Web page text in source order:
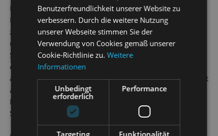
Nachkriegsdeutschland lässt er in einer Megashow auf der
Bühne Autos verschwinden, seine Partnerin Gloria
zersägen und in der „Wunder-Bar“ – Simsalabim! – Milch
und Honig fließen. Aber hinter dem Vorhang lauern die
Schatten einer dunklen Vergangenheit. Erinnerungen an
einen verratenen jüdischen Freund im Filmbusiness blitzen
auf, die politisch gesäuberte Magiervereinigung, ein Auftritt
auf dem Obersalzberg. Kann ihm, dem Meister der
Inszenierung, sein größter Trick gelingen: Wird sich seine
Schuld in Luft auflösen?
Benutzerfreundlichkeit unserer Website zu
verbessern. Durch die weitere Nutzung
unserer Webseite stimmen Sie der
Verwendung von Cookies gemäß unserer
Cookie-Richtlinie zu.Weitere
Informationen
Unbedingt
erforderlich
Performance
Targeting Funktionalität